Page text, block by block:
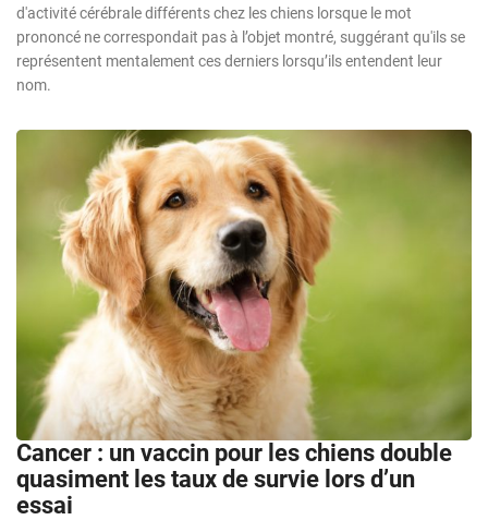
d'activité cérébrale différents chez les chiens lorsque le mot
prononcé ne correspondait pas à l’objet montré, suggérant qu'ils se
représentent mentalement ces derniers lorsqu’ils entendent leur
nom.
Cancer : un vaccin pour les chiens double
quasiment les taux de survie lors d’un
essai